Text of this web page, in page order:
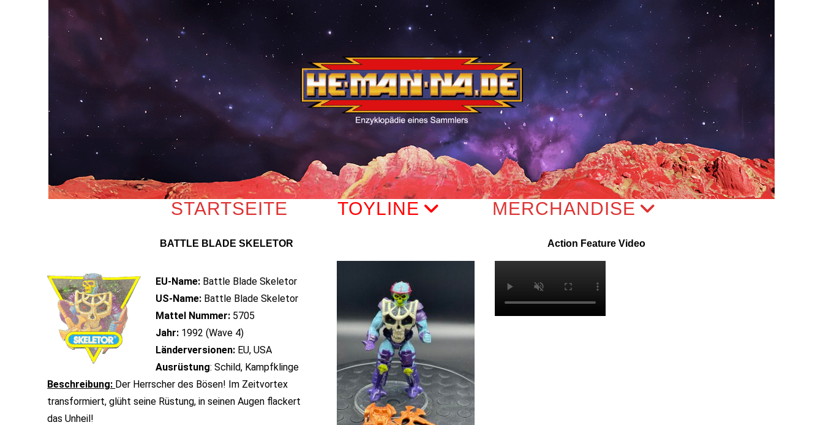
STARTSEITE TOYLINE MERCHANDISE
BATTLE BLADE SKELETOR Action Feature Video
EU-Name: Battle Blade Skeletor
US-Name: Battle Blade Skeletor
Mattel Nummer: 5705
Jahr: 1992 (Wave 4)
Länderversionen: EU, USA
Ausrüstung: Schild, Kampfklinge
Beschreibung: Der Herrscher des Bösen! Im Zeitvortex
transformiert, glüht seine Rüstung, in seinen Augen flackert
das Unheil!